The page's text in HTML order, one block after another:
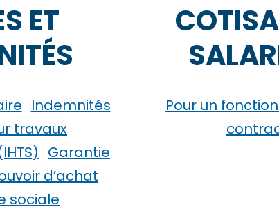
ET
Indemnités
travaux
Garantie
d’achat
sociale
Pour un